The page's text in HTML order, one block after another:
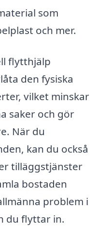
som
och mer.
flytthjälp
den fysiska
vilket minskar
saker och gör
När du
kan du också
tilläggstjänster
bostaden
problem i
du flyttar in.